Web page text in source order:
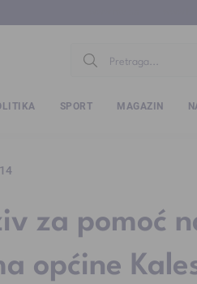
SPORT MAGAZIN
za pomoć
općine